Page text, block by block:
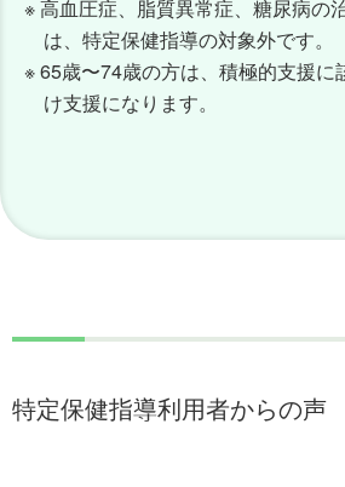
※ 高血圧症、脂質異常症、糖尿病の
は、特定保健指導の対象外です。
※ 65歳〜74歳の方は、積極的支援に
け支援になります。
特定保健指導利用者からの声